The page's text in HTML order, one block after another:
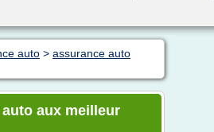
auto > assurance auto
aux meilleur